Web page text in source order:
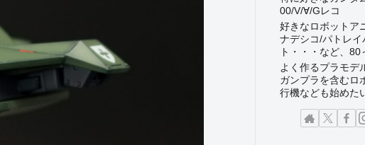
00/V/∀/Gレコ
好きなロボットア
ナデシコ/パトレ
ト・・・など、
よく作るプラモデ
ガンプラを含むロ
行機なども始めた